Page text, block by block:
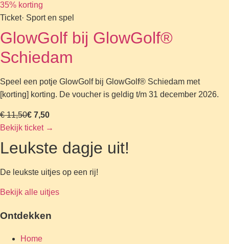
35% korting
Ticket· Sport en spel
GlowGolf bij GlowGolf®
Schiedam
Speel een potje GlowGolf bij GlowGolf® Schiedam met
[korting] korting. De voucher is geldig t/m 31 december 2026.
€ 11,50€ 7,50
Bekijk ticket →
Leukste dagje uit!
De leukste uitjes op een rij!
Bekijk alle uitjes
Ontdekken
Home